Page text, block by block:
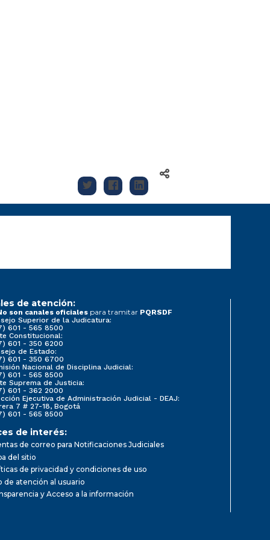
de atención:
son canales oficiales para tramitar PQRSDF
Superior de la Judicatura:
601 - 565 8500
Constitucional:
601 - 350 6200
de Estado:
601 - 350 6700
Nacional de Disciplina Judicial:
601 - 565 8500
Suprema de Justicia:
601 - 362 2000
Ejecutiva de Administración Judicial - DEAJ:
7 # 27-18, Bogotá
601 - 565 8500
de interés:
de correo para Notificaciones Judiciales
del sitio
de privacidad y condiciones de uso
de atención al usuario
y Acceso a la información